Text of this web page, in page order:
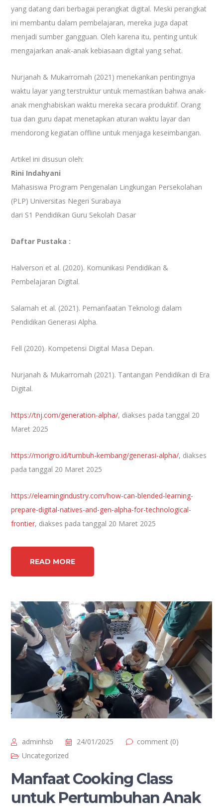
yang datang dari berbagai perangkat digital. Meski perangkat
ini membantu dalam pembelajaran, mereka juga dapat
menjadi sumber gangguan. Oleh karena itu, penting untuk
mengajarkan anak-anak kebiasaan digital yang sehat.
Nurjanah & Mukarromah (2021) menekankan pentingnya
waktu layar yang terstruktur untuk memastikan bahwa anak-
anak menghabiskan waktu mereka secara produktif. Orang
tua dan guru dapat menetapkan aturan waktu layar dan
mendorong kegiatan offline untuk menjaga keseimbangan.
Artikel ini disusun oleh:
Rini Indahyani
Mahasiswa Program Pengenalan Lingkungan Persekolahan
(PLP) Universitas Negeri Surabaya
dari S1 Pendidikan Guru Sekolah Dasar
Daftar Pustaka :
Halverson et al. (2020). Komunikasi Pendidikan &
Pembelajaran Digital.
Salamah et al. (2021). Pemanfaatan Teknologi dalam
Pendidikan Generasi Alpha.
Fell (2020). Kompetensi Digital Masa Depan.
Nurjanah & Mukarromah (2021). Tantangan Pendidikan di Era
Digital.
https://tnj.com/generation-alpha/, diakses pada tanggal 20
Maret 2025
https://morigro.id/tumbuh-kembang/generasi-alpha/, diakses
pada tanggal 20 Maret 2025
https://elearningindustry.com/how-can-blended-learning-
prepare-digital-natives-and-gen-alpha-for-technological-
frontier, diakses pada tanggal 20 Maret 2025
READ MORE
adminhsb 24/01/2025
comment (0)
Uncategorized
Manfaat Cooking Class
untuk Pertumbuhan Anak